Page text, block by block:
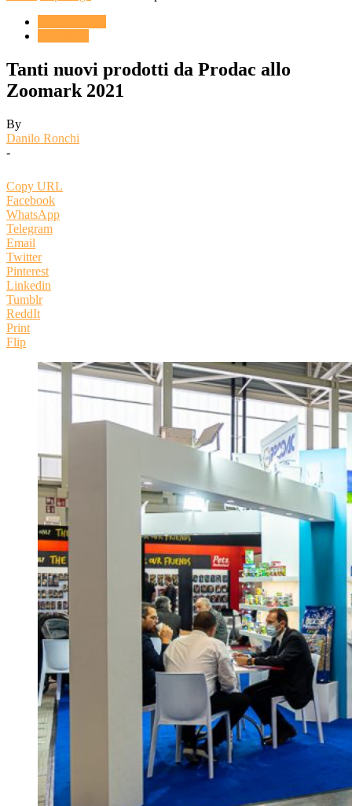
Tanti nuovi prodotti da Prodac allo
Zoomark 2021
By
Danilo Ronchi
-
Copy URL
Facebook
WhatsApp
Telegram
Email
Twitter
Pinterest
Linkedin
Tumblr
ReddIt
Print
Flip